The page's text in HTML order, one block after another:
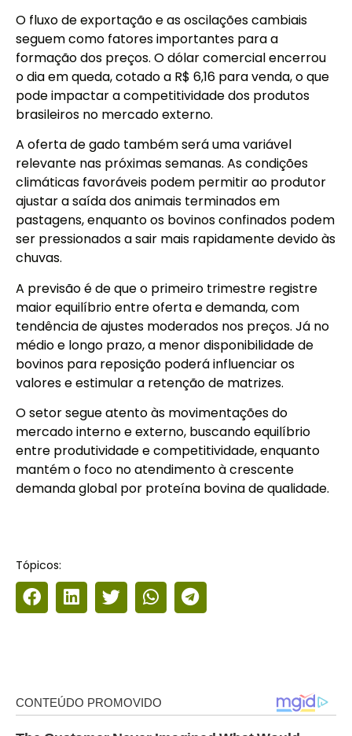
O fluxo de exportação e as oscilações cambiais
seguem como fatores importantes para a
formação dos preços. O dólar comercial encerrou
o dia em queda, cotado a R$ 6,16 para venda, o que
pode impactar a competitividade dos produtos
brasileiros no mercado externo.
A oferta de gado também será uma variável
relevante nas próximas semanas. As condições
climáticas favoráveis podem permitir ao produtor
ajustar a saída dos animais terminados em
pastagens, enquanto os bovinos confinados podem
ser pressionados a sair mais rapidamente devido às
chuvas.
A previsão é de que o primeiro trimestre registre
maior equilíbrio entre oferta e demanda, com
tendência de ajustes moderados nos preços. Já no
médio e longo prazo, a menor disponibilidade de
bovinos para reposição poderá influenciar os
valores e estimular a retenção de matrizes.
O setor segue atento às movimentações do
mercado interno e externo, buscando equilíbrio
entre produtividade e competitividade, enquanto
mantém o foco no atendimento à crescente
demanda global por proteína bovina de qualidade.
Tópicos: